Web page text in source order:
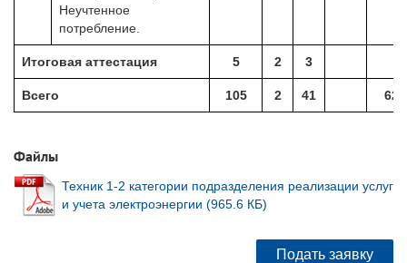
Неучтенное
потребление.
Итоговая аттестация 5 2 3
Всего 105 2 41 62
Файлы
Техник 1-2 категории подразделения реализации услуг
и учета электроэнергии (965.6 КБ)
Подать заявку